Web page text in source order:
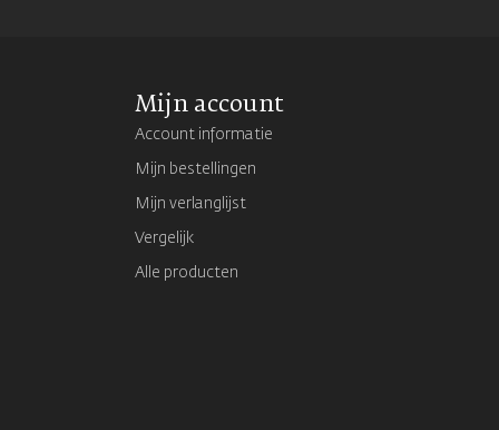
Mijn account
Account informatie
Mijn bestellingen
Mijn verlanglijst
Vergelijk
Alle producten